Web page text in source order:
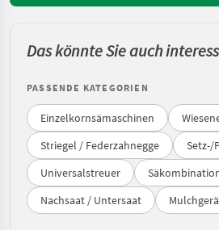
Das könnte Sie auch
PASSENDE KATEGORIEN
Einzelkornsämaschinen
Striegel / Federzahnegge
Setz-/
Universalstreuer
Nachsaat / Untersaat